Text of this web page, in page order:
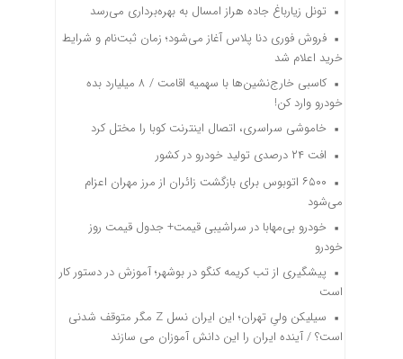
تونل زیارباغ جاده هراز امسال به بهره‌برداری می‌رسد
فروش فوری دنا پلاس آغاز می‌شود؛ زمان ثبت‌نام و شرایط
خرید اعلام شد
کاسبی خارج‌نشین‌ها با سهمیه اقامت / ۸ میلیارد بده
خودرو وارد کن!
خاموشی سراسری، اتصال اینترنت کوبا را مختل کرد
افت ۲۴ درصدی تولید خودرو در کشور
۶۵۰۰ اتوبوس برای بازگشت زائران از مرز مهران اعزام
می‌شود
خودرو بی‌مهابا در سراشیبی قیمت+ جدول قیمت روز
خودرو
پیشگیری از تب کریمه کنگو در بوشهر؛ آموزش در دستور کار
است
سیلیکن ولیِ تهران؛ این ایران نسل Z مگر متوقف شدنی
است؟ / آینده ایران را این دانش آموزان می سازند